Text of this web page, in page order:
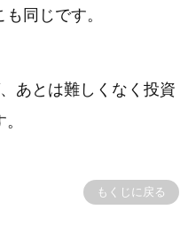
同じです。
あとは難しくなく投資
もくじに戻る